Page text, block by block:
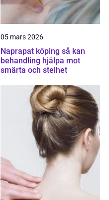
05 mars 2026
Naprapat köping så kan
behandling hjälpa mot
smärta och stelhet